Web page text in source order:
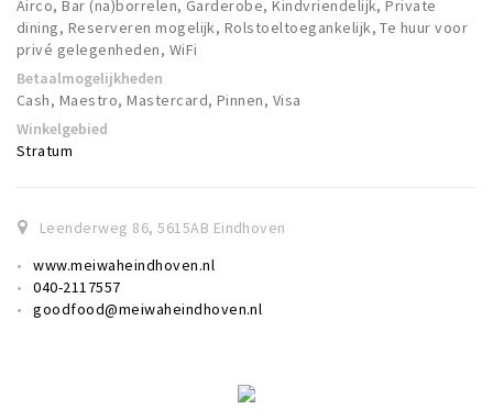
Airco, Bar (na)borrelen, Garderobe, Kindvriendelijk, Private
dining, Reserveren mogelijk, Rolstoeltoegankelijk, Te huur voor
privé gelegenheden, WiFi
Betaalmogelijkheden
Cash, Maestro, Mastercard, Pinnen, Visa
Winkelgebied
Stratum
Leenderweg 86,5615AB Eindhoven
www.meiwaheindhoven.nl
040-2117557
goodfood@meiwaheindhoven.nl